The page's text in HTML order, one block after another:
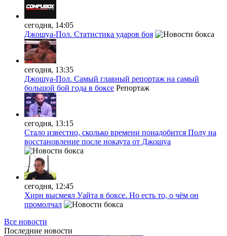
сегодня, 14:05
Джошуа-Пол. Статистика ударов боя
сегодня, 13:35
Джошуа-Пол. Самый главный репортаж на самый
большой бой года в боксе Репортаж
сегодня, 13:15
Стало известно, сколько времени понадобится Полу на
восстановление после нокаута от Джошуа
сегодня, 12:45
Хирн высмеял Уайта в боксе. Но есть то, о чём он
промолчал
Все новости
Последние новости